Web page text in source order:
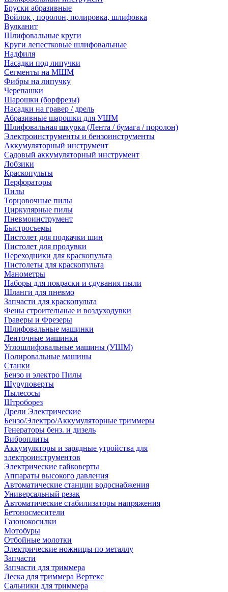
Бруски абразивные
Войлок , поролон, полировка, шлифовка
Вулканит
Шлифовальные круги
Круги лепестковые шлифовальные
Надфиля
Насадки под липучки
Сегменты на МШМ
Фибры на липучку
Черепашки
Шарошки (борфрезы)
Насадки на гравер / дрель
Абразивные шарошки для УШМ
Шлифовальная шкурка (Лента / бумага / поролон)
Электроинструменты и бензоинструменты
Аккумуляторный инструмент
Садовый аккумуляторный инструмент
Лобзики
Краскопульты
Перфораторы
Пилы
Торцовочные пилы
Циркулярные пилы
Пневмоинструмент
Быстросъемы
Пистолет для подкачки шин
Пистолет для продувки
Переходники для краскопульта
Пистолеты для краскопульта
Манометры
Наборы для покраски и сдувания пыли
Шланги для пневмо
Запчасти для краскопульта
Фены строительные и воздуходувки
Граверы и Фрезеры
Шлифовальные машинки
Ленточные машинки
Углошлифовальные машины (УШМ)
Полировальные машины
Станки
Бензо и электро Пилы
Шуруповерты
Пылесосы
Штроборез
Дрели Электрические
Бензо/Электро/Аккумуляторные триммеры
Генераторы бенз. и дизель
Виброплиты
Аккумуляторы и зарядные утройства для
электроинструментов
Электрические гайковерты
Аппараты высокого давления
Автоматические станции водоснабжения
Универсальный резак
Автоматические стабилизаторы напряжения
Бетоносмесители
Газонокосилки
Мотобуры
Отбойные молотки
Электрические ножницы по металлу
Запчасти
Запчасти для триммера
Леска для триммера Вертекс
Сальники для триммера